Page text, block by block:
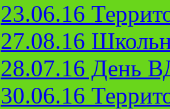
23.06.16
27.08.16
28.07.16 День
30.06.16